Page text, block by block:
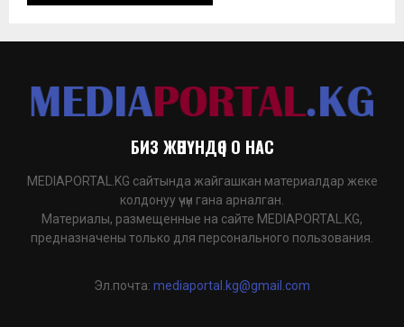
БИЗ ЖӨНҮНДӨ | О НАС
MEDIAPORTAL.KG сайтында жайгашкан материалдар жеке
колдонуу үчүн гана арналган.
Материалы, размещенные на сайте MEDIAPORTAL.KG,
предназначены только для персонального пользования.
Эл.почта: mediaportal.kg@gmail.com